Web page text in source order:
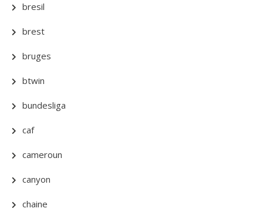
bresil
brest
bruges
btwin
bundesliga
caf
cameroun
canyon
chaine